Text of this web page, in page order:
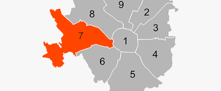
Inviateci le vostre segnalazioni